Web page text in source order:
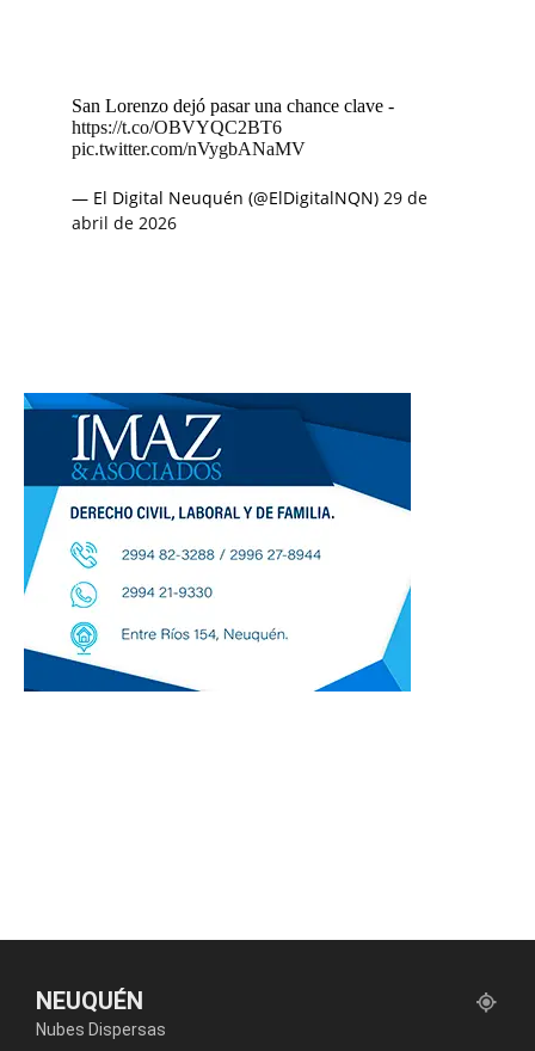
San Lorenzo dejó pasar una chance clave -
https://t.co/OBVYQC2BT6
pic.twitter.com/nVygbANaMV
— El Digital Neuquén (@ElDigitalNQN) 29 de
abril de 2026
NEUQUÉN
Nubes Dispersas